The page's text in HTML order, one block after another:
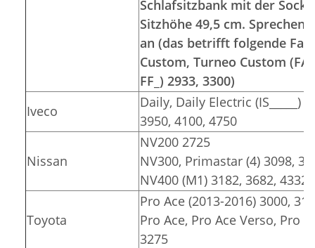
Schlafsitzbank mit der
Sitzhöhe 49,5 cm. Sprechen
an (das betrifft folgende
Custom, Turneo Custom
FF_) 2933, 3300)
Iveco
Daily, Daily Electric (IS_____)
3950, 4100, 4750
Nissan
NV200 2725
NV300, Primastar (4) 3098,
NV400 (M1) 3182, 3682, 4332
Toyota
Pro Ace (2013-2016) 3000,
Pro Ace, Pro Ace Verso, Pro
3275